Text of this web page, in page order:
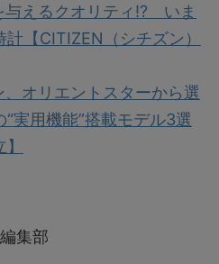
えるクオリティ!? いま
【CITIZEN（シチズン）
オリエントスターから選
実用機能”搭載モデル3選
集部